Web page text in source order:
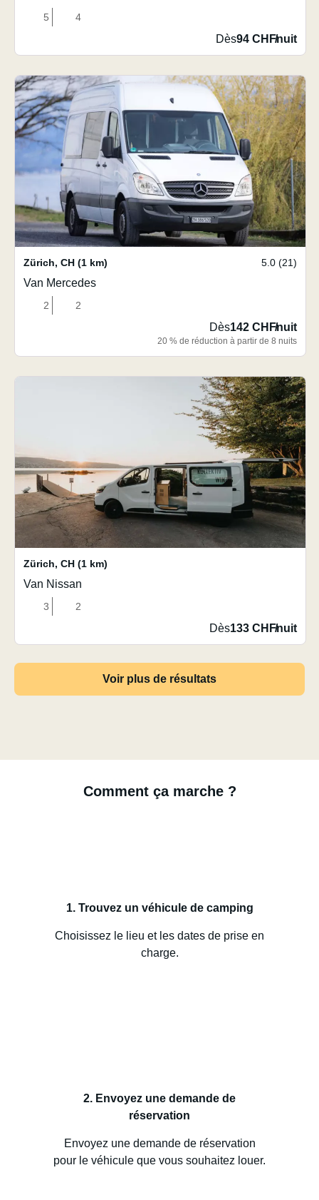
5 4
Dès94 CHF/nuit
Zürich, CH (1 km) 5.0 (21)
Van Mercedes
2 2
Dès142 CHF/nuit
20 % de réduction à partir de 8 nuits
Zürich, CH (1 km)
Van Nissan
3 2
Dès133 CHF/nuit
Voir plus de résultats
Comment ça marche ?
1. Trouvez un véhicule de camping
Choisissez le lieu et les dates de prise en
charge.
2. Envoyez une demande de
réservation
Envoyez une demande de réservation
pour le véhicule que vous souhaitez louer.